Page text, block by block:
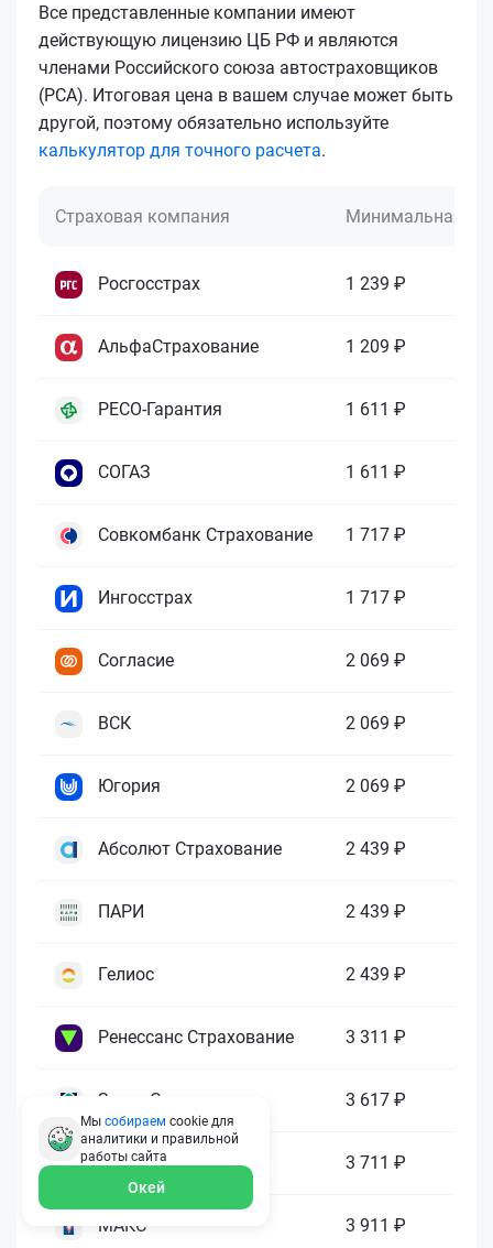
Все представленные компании имеют
действующую лицензию ЦБ РФ и являются
членами Российского союза автостраховщиков
(РСА). Итоговая цена в вашем случае может быть
другой, поэтому обязательно используйте
калькулятор для точного расчета.
Страховая компания Минимальная
Росгосстрах 1 239 ₽
АльфаСтрахование 1 209 ₽
РЕСО-Гарантия 1 611 ₽
СОГАЗ 1 611 ₽
Совкомбанк Страхование 1 717 ₽
Ингосстрах 1 717 ₽
Согласие 2 069 ₽
ВСК 2 069 ₽
Югория 2 069 ₽
Абсолют Страхование 2 439 ₽
ПАРИ 2 439 ₽
Гелиос 2 439 ₽
Ренессанс Страхование 3 311 ₽
Зетта Страхование 3 617 ₽
ГАЙДЕ 3 711 ₽
МАКС 3 911 ₽
Мы собираем cookie для
аналитики и правильной
работы сайта
Окей